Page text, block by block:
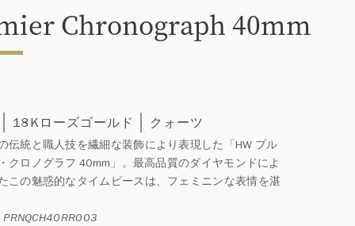
Chronograph 40mm
18Kローズゴールド クォーツ
伝統と職人技を繊細な装飾により表現した「HW プル
クロノグラフ 40mm」。最高品質のダイヤモンドによ
この魅惑的なタイムピースは、フェミニンな表情を湛